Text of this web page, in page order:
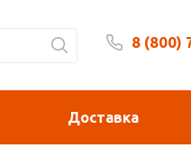
8 (800)
Доставка